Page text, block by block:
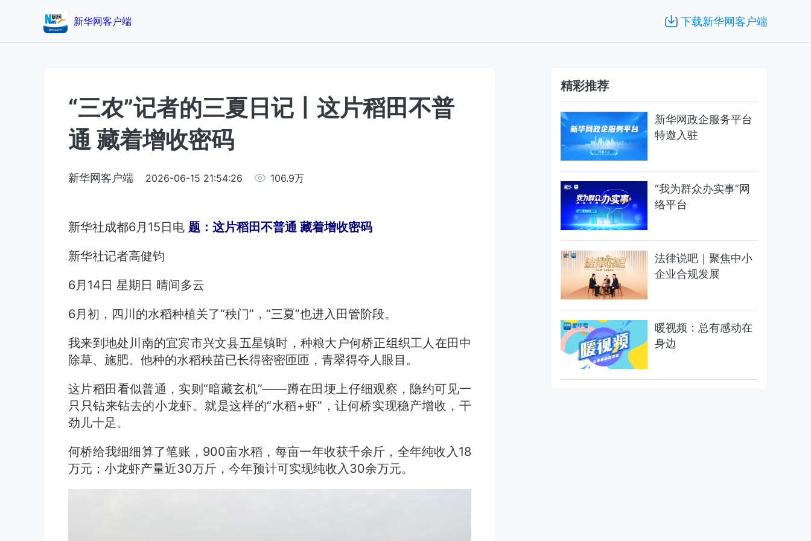
新华网客户端 下载新华网客户端
“三农”记者的三夏日记丨这片稻田不普
通 藏着增收密码
新华网客户端 2026-06-15 21:54:26 106.9万
新华社成都6月15日电 题：这片稻田不普通 藏着增收密码
新华社记者高健钧
6月14日 星期日 晴间多云
6月初，四川的水稻种植关了“秧门”，“三夏”也进入田管阶段。
我来到地处川南的宜宾市兴文县五星镇时，种粮大户何桥正组织工人在田中
除草、施肥。他种的水稻秧苗已长得密密匝匝，青翠得夺人眼目。
这片稻田看似普通，实则“暗藏玄机”——蹲在田埂上仔细观察，隐约可见一
只只钻来钻去的小龙虾。就是这样的“水稻+虾”，让何桥实现稳产增收，干
劲儿十足。
何桥给我细细算了笔账，900亩水稻，每亩一年收获千余斤，全年纯收入18
万元；小龙虾产量近30万斤，今年预计可实现纯收入30余万元。
精彩推荐
新华网政企服务平台
特邀入驻
“我为群众办实事”网
络平台
法律说吧｜聚焦中小
企业合规发展
暖视频：总有感动在
身边